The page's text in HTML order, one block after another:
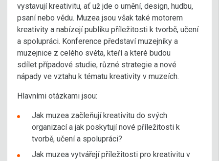
vystavují kreativitu, ať už jde o umění, design, hudbu,
psaní nebo vědu. Muzea jsou však také motorem
kreativity a nabízejí publiku příležitosti k tvorbě, učení
a spolupráci. Konference představí muzejníky a
muzejnice z celého světa, kteří a které budou
sdílet případové studie, různé strategie a nové
nápady ve vztahu k tématu kreativity v muzeích.
Hlavními otázkami jsou:
Jak muzea začleňují kreativitu do svých
organizací a jak poskytují nové příležitosti k
tvorbě, učení a spolupráci?
Jak muzea vytvářejí příležitosti pro kreativitu v